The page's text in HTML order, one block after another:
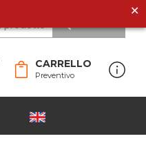
✕
CARRELLO
Preventivo